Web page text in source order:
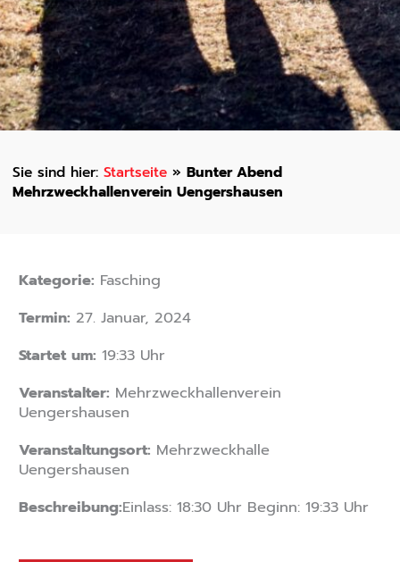
Startseite» Bunter Abend
Mehrzweckhallenverein Uengershausen
Kategorie: Fasching
Termin: 27. Januar, 2024
Startet um: 19:33 Uhr
Veranstalter: Mehrzweckhallenverein
Uengershausen
Veranstaltungsort: Mehrzweckhalle
Uengershausen
Beschreibung:Einlass: 18:30 Uhr Beginn: 19:33 Uhr